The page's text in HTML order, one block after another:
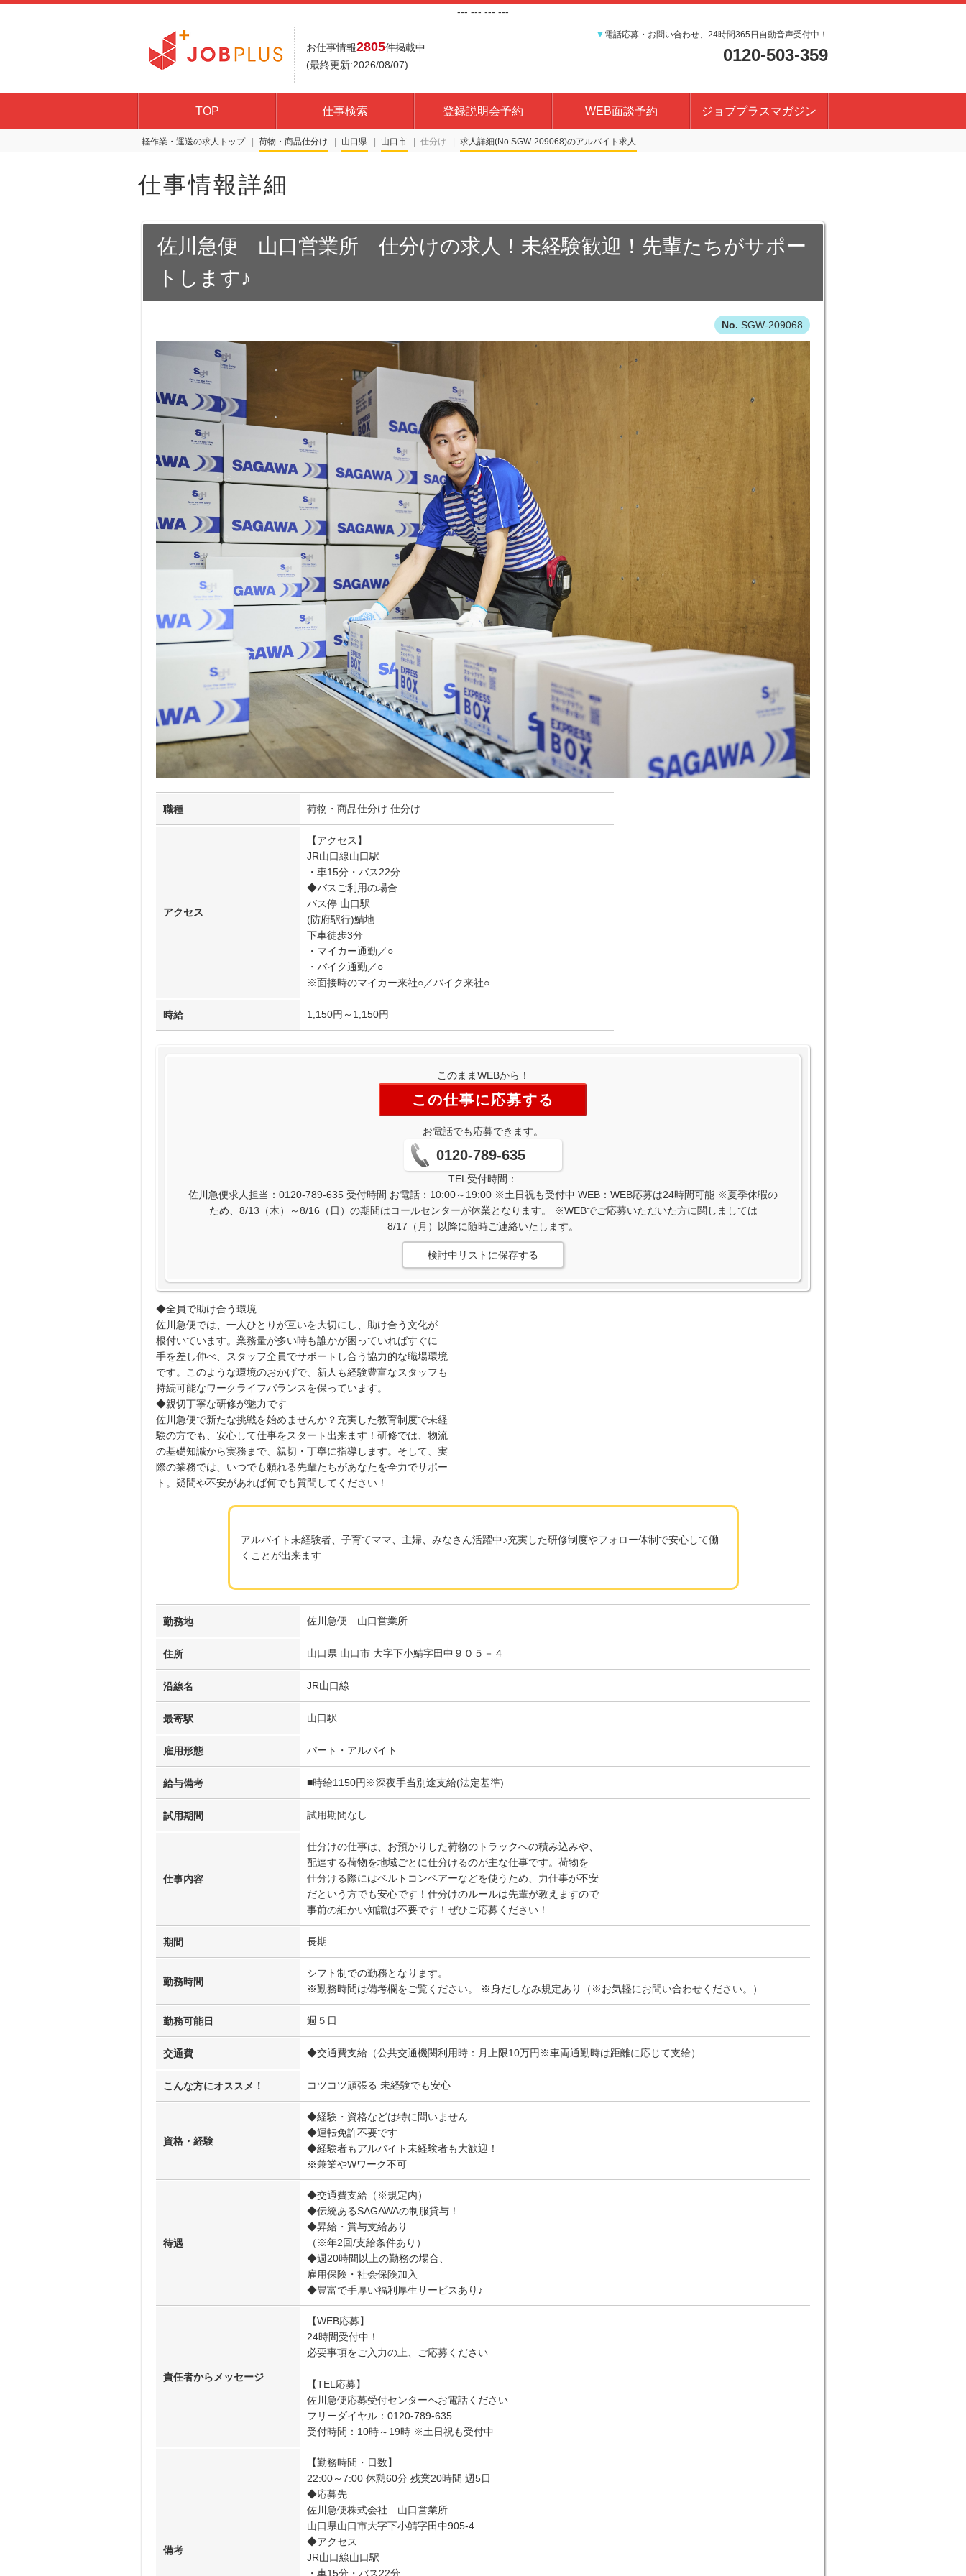
--- --- --- ---
お仕事情報2805件掲載中
(最終更新:2026/08/07)
▼ 電話応募・お問い合わせ、24時間365日自動音声受付中！
0120-503-359
TOP 仕事検索 登録説明会予約 WEB面談予約 ジョブプラスマガジン
軽作業・運送の求人トップ 荷物・商品仕分け 山口県 山口市 仕分け 求人詳細(No.SGW-209068)
仕事情報詳細
佐川急便 山口営業所 仕分けの求人！未経験歓迎！先輩たちがサポー
トします♪
SGW-209068
職種 荷物・商品仕分け 仕分け
アクセス
【アクセス】
JR山口線山口駅
・車15分・バス22分
◆バスご利用の場合
バス停 山口駅
(防府駅行)鯖地
下車徒歩3分
・マイカー通勤／○
・バイク通勤／○
※面接時のマイカー来社○／バイク来社○
時給 1,150円～1,150円
このままWEBから！
この仕事に応募する
お電話でも応募できます。
0120-789-635
TEL受付時間：
佐川急便求人担当：0120-789-635 受付時間 お電話：10:00～19:00 ※土日祝も受付中 WEB：WEB応募は24時間可能 ※夏季休暇の
ため、8/13（木）～8/16（日）の期間はコールセンターが休業となります。 ※WEBでご応募いただいた方に関しましては
8/17（月）以降に随時ご連絡いたします。
検討中リストに保存する
◆全員で助け合う環境
佐川急便では、一人ひとりが互いを大切にし、助け合う文化が
根付いています。業務量が多い時も誰かが困っていればすぐに
手を差し伸べ、スタッフ全員でサポートし合う協力的な職場環境
です。このような環境のおかげで、新人も経験豊富なスタッフも
持続可能なワークライフバランスを保っています。
◆親切丁寧な研修が魅力です
佐川急便で新たな挑戦を始めませんか？充実した教育制度で未経
験の方でも、安心して仕事をスタート出来ます！研修では、物流
の基礎知識から実務まで、親切・丁寧に指導します。そして、実
際の業務では、いつでも頼れる先輩たちがあなたを全力でサポー
ト。疑問や不安があれば何でも質問してください！
アルバイト未経験者、子育てママ、主婦、みなさん活躍中♪充実した研修制度やフォロー体制で安心して働
くことが出来ます
勤務地 佐川急便 山口営業所
住所 山口県 山口市 大字下小鯖字田中９０５－４
沿線名 JR山口線
最寄駅 山口駅
雇用形態 パート・アルバイト
給与備考 ■時給1150円※深夜手当別途支給(法定基準)
試用期間 試用期間なし
仕事内容
仕分けの仕事は、お預かりした荷物のトラックへの積み込みや、
配達する荷物を地域ごとに仕分けるのが主な仕事です。荷物を
仕分ける際にはベルトコンベアーなどを使うため、力仕事が不安
だという方でも安心です！仕分けのルールは先輩が教えますので
事前の細かい知識は不要です！ぜひご応募ください！
期間 長期
勤務時間
シフト制での勤務となります。
※勤務時間は備考欄をご覧ください。 ※身だしなみ規定あり（※お気軽にお問い合わせください。）
勤務可能日 週５日
交通費 ◆交通費支給（公共交通機関利用時：月上限10万円※車両通勤時は距離に応じて支給）
こんな方にオススメ！ コツコツ頑張る 未経験でも安心
資格・経験
◆経験・資格などは特に問いません
◆運転免許不要です
◆経験者もアルバイト未経験者も大歓迎！
※兼業やWワーク不可
待遇
◆交通費支給（※規定内）
◆伝統あるSAGAWAの制服貸与！
◆昇給・賞与支給あり
（※年2回/支給条件あり）
◆週20時間以上の勤務の場合、
雇用保険・社会保険加入
◆豊富で手厚い福利厚生サービスあり♪
責任者からメッセージ
【WEB応募】
24時間受付中！
必要事項をご入力の上、ご応募ください
【TEL応募】
佐川急便応募受付センターへお電話ください
フリーダイヤル：0120-789-635
受付時間：10時～19時 ※土日祝も受付中
備考
【勤務時間・日数】
22:00～7:00 休憩60分 残業20時間 週5日
◆応募先
佐川急便株式会社 山口営業所
山口県山口市大字下小鯖字田中905-4
◆アクセス
JR山口線山口駅
・車15分・バス22分